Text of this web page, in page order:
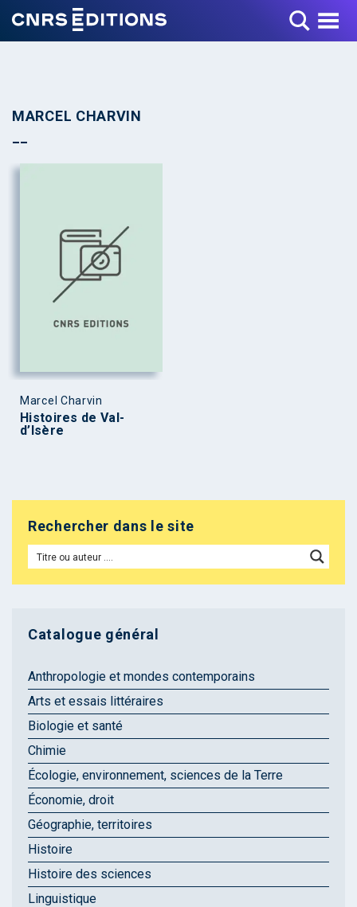
Toggle Menu
MARCEL CHARVIN
Marcel Charvin
Histoires de Val-
d’Isère
Rechercher dans le site
Catalogue général
Anthropologie et mondes contemporains
Arts et essais littéraires
Biologie et santé
Chimie
Écologie, environnement, sciences de la Terre
Économie, droit
Géographie, territoires
Histoire
Histoire des sciences
Linguistique